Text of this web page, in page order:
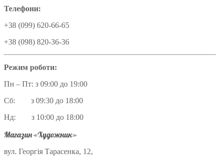
Телефони:
+38 (099) 620-66-65
+38 (098) 820-36-36
Режим роботи:
Пн – Пт: з 09:00 до 19:00
Сб: з 09:30 до 18:00
Нд: з 10:00 до 18:00
Магазин «Художник»
вул. Георгія Тарасенка, 12,